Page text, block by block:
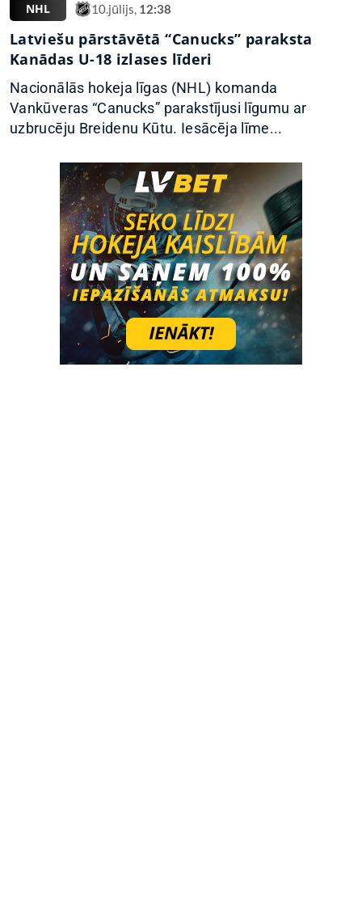
NHL 10.jūlijs, 12:38
Latviešu pārstāvētā “Canucks” paraksta
Kanādas U-18 izlases līderi
Nacionālās hokeja līgas (NHL) komanda
Vankūveras “Canucks” parakstījusi līgumu ar
uzbrucēju Breidenu Kūtu. Iesācēja līme...